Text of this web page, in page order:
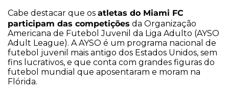
Cabe destacar que os atletas do Miami FC
participam das competições da Organização
Americana de Futebol Juvenil da Liga Adulto (AYSO
Adult League). A AYSO é um programa nacional de
futebol juvenil mais antigo dos Estados Unidos, sem
fins lucrativos, e que conta com grandes figuras do
futebol mundial que aposentaram e moram na
Flórida.